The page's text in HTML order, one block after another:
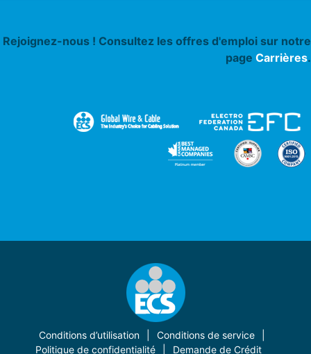
Rejoignez-nous ! Consultez les offres d'emploi sur notre
page Carrières.
Conditions d’utilisation
Conditions de service
Politique de confidentialité
Demande de Crédit